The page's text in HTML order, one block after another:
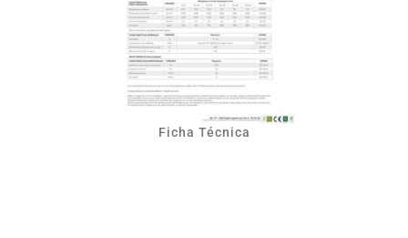
Ficha Técnica